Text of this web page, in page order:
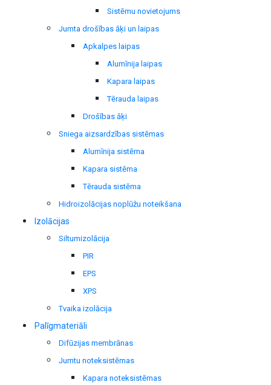
Sistēmu novietojums
Jumta drošības āķi un laipas
Apkalpes laipas
Alumīnija laipas
Kapara laipas
Tērauda laipas
Drošības āķi
Sniega aizsardzības sistēmas
Alumīnija sistēma
Kapara sistēma
Tērauda sistēma
Hidroizolācijas noplūžu noteikšana
Izolācijas
Siltumizolācija
PIR
EPS
XPS
Tvaika izolācija
Palīgmateriāli
Difūzijas membrānas
Jumtu noteksistēmas
Kapara noteksistēmas